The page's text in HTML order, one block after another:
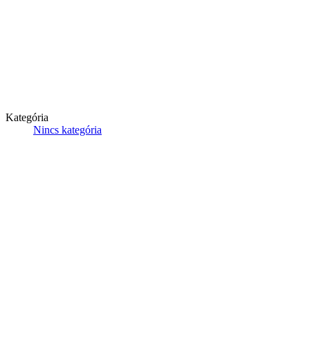
Kategória
Nincs kategória